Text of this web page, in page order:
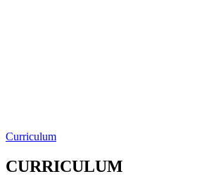
Curriculum
CURRICULUM